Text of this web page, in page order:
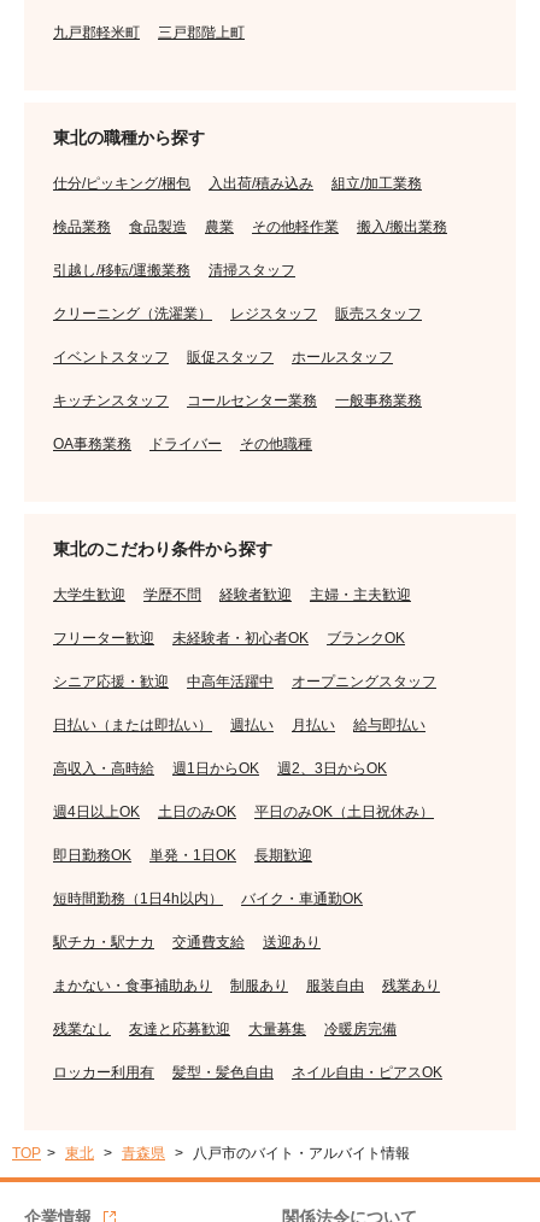
九戸郡軽米町 三戸郡階上町
東北の職種から探す
仕分/ピッキング/梱包 入出荷/積み込み 組立/加工業務
検品業務 食品製造 農業 その他軽作業 搬入/搬出業務
引越し/移転/運搬業務 清掃スタッフ
クリーニング（洗濯業） レジスタッフ 販売スタッフ
イベントスタッフ 販促スタッフ ホールスタッフ
キッチンスタッフ コールセンター業務 一般事務業務
OA事務業務 ドライバー その他職種
東北のこだわり条件から探す
大学生歓迎 学歴不問 経験者歓迎 主婦・主夫歓迎
フリーター歓迎 未経験者・初心者OK ブランクOK
シニア応援・歓迎 中高年活躍中 オープニングスタッフ
日払い（または即払い） 週払い 月払い 給与即払い
高収入・高時給 週1日からOK 週2、3日からOK
週4日以上OK 土日のみOK 平日のみOK（土日祝休み）
即日勤務OK 単発・1日OK 長期歓迎
短時間勤務（1日4h以内） バイク・車通勤OK
駅チカ・駅ナカ 交通費支給 送迎あり
まかない・食事補助あり 制服あり 服装自由 残業あり
残業なし 友達と応募歓迎 大量募集 冷暖房完備
ロッカー利用有 髪型・髪色自由 ネイル自由・ピアスOK
TOP 東北 青森県 八戸市のバイト・アルバイト情報
企業情報 関係法令について